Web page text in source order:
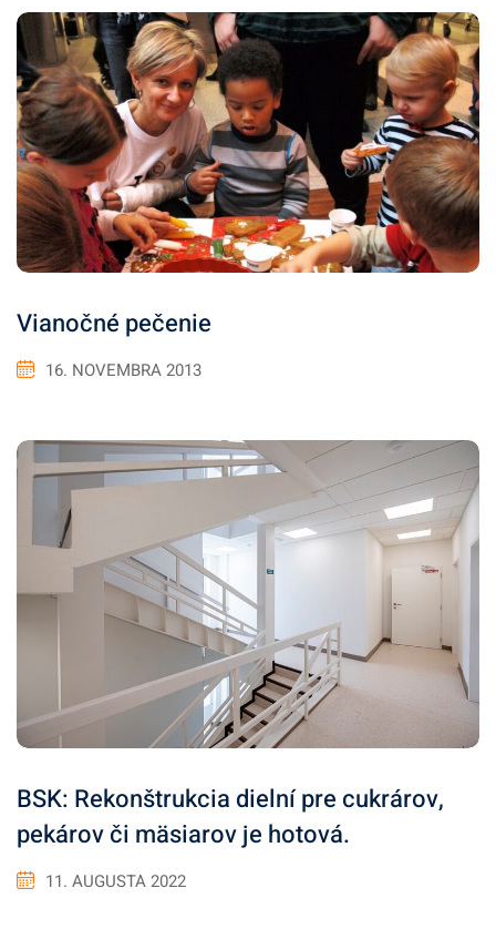
Vianočné pečenie
16. NOVEMBRA 2013
BSK: Rekonštrukcia dielní pre cukrárov,
pekárov či mäsiarov je hotová.
11. AUGUSTA 2022